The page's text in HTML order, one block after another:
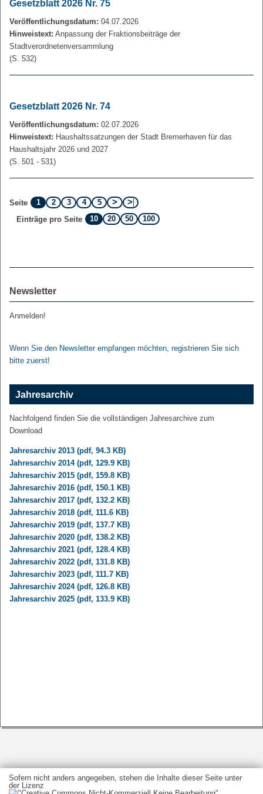
Gesetzblatt 2026 Nr. 75
Veröffentlichungsdatum: 04.07.2026
Hinweistext: Anpassung der Fraktionsbeiträge der
Stadtverordnetenversammlung
(S. 532)
Gesetzblatt 2026 Nr. 74
Veröffentlichungsdatum: 02.07.2026
Hinweistext: Haushaltssatzungen der Stadt Bremerhaven für das
Haushaltsjahr 2026 und 2027
(S. 501 - 531)
Seite 1 2 3 4
5
Einträge pro Seite
10 20 50 100
Newsletter
Anmelden!
Wenn Sie den Newsletter empfangen möchten, registrieren Sie sich
bitte zuerst!
Jahresarchiv
Nachfolgend finden Sie die vollständigen Jahresarchive zum
Download
Jahresarchiv 2013 (pdf, 94.3 KB)
Jahresarchiv 2014 (pdf, 129.9 KB)
Jahresarchiv 2015 (pdf, 159.8 KB)
Jahresarchiv 2016 (pdf, 150.1 KB)
Jahresarchiv 2017 (pdf, 132.2 KB)
Jahresarchiv 2018 (pdf, 111.6 KB)
Jahresarchiv 2019 (pdf, 137.7 KB)
Jahresarchiv 2020 (pdf, 138.2 KB)
Jahresarchiv 2021 (pdf, 128.4 KB)
Jahresarchiv 2022 (pdf, 131.8 KB)
Jahresarchiv 2023 (pdf, 111.7 KB)
Jahresarchiv 2024 (pdf, 126.8 KB)
Jahresarchiv 2025 (pdf, 133.9 KB)
Sofern nicht anders angegeben, stehen die Inhalte dieser Seite unter
der Lizenz